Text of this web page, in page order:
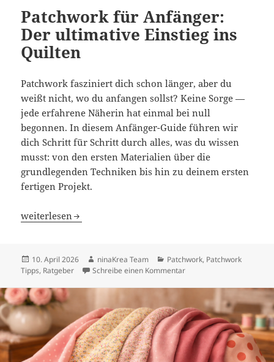
Patchwork für Anfänger:
Der ultimative Einstieg ins
Quilten
Patchwork fasziniert dich schon länger, aber du
weißt nicht, wo du anfangen sollst? Keine Sorge —
jede erfahrene Näherin hat einmal bei null
begonnen. In diesem Anfänger-Guide führen wir
dich Schritt für Schritt durch alles, was du wissen
musst: von den ersten Materialien über die
grundlegenden Techniken bis hin zu deinem ersten
fertigen Projekt.
Patchwork für Anfänger: Der ultimative Einstieg ins
weiterlesen
Veröffentlicht
am
10. April 2026 Autor
ninaKrea Team Kategorien
Patchwork, Patchwork
Tipps, Ratgeber Schreibe einen Kommentarzu Patchwork für